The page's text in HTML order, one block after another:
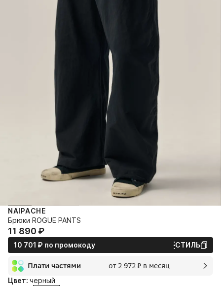
NAIPACHE
Брюки ROGUE PANTS
11 890⁠ ⁠₽
10 701⁠ ⁠₽ по промокоду СТИЛЬ
Плати частями от 2 972⁠ ⁠₽ в месяц
2 мес.
Цвет: черный